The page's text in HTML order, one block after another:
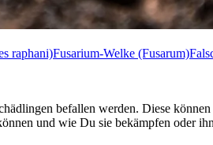
raphani)Fusarium-Welke (Fusarum)
befallen werden. Diese
und wie Du sie bekämpfen oder